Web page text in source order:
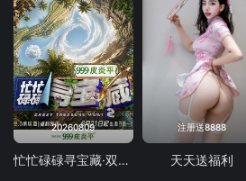
20260809
忙忙碌碌寻宝藏·双人成行季
注册送8888
天天送福利